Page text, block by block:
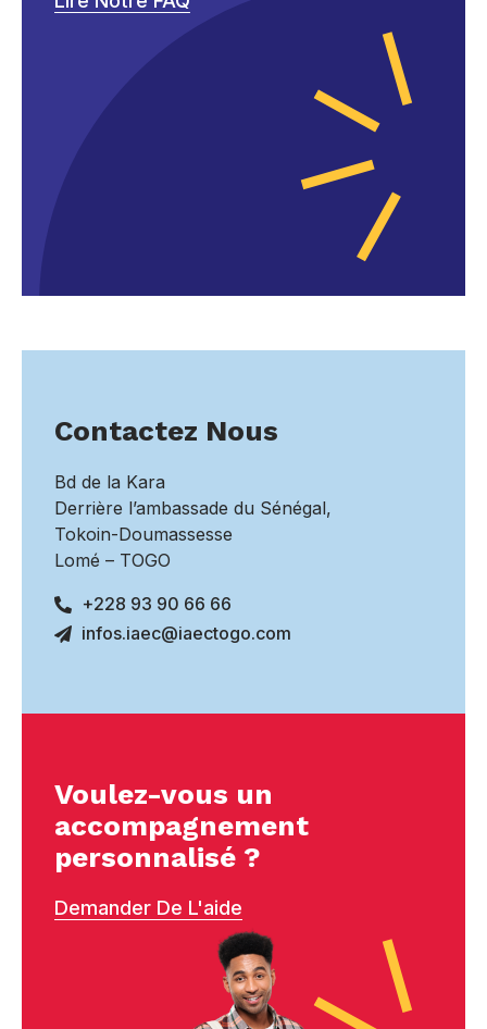
Contactez Nous
Bd de la Kara
Derrière l’ambassade du Sénégal,
Tokoin-Doumassesse
Lomé – TOGO
+228 93 90 66 66
infos.iaec@iaectogo.com
Voulez-vous un
accompagnement
personnalisé ?
Demander De L'aide